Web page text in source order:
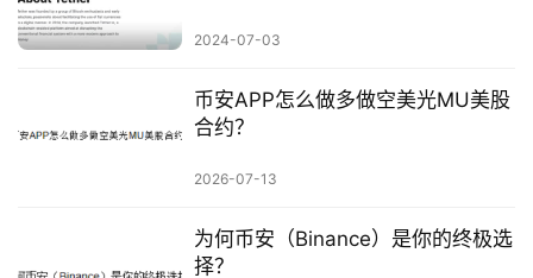
2024-07-03
币安APP怎么做多做空美光MU美股
合约？
2026-07-13
为何币安（Binance）是你的终极选
择？